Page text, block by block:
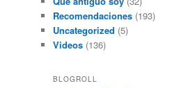
Recomendaciones (193)
Uncategorized (5)
Videos (136)
BLOGROLL